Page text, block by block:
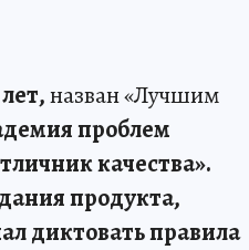
назван «Лучшим
проблем
качества».
продукта,
диктовать правила